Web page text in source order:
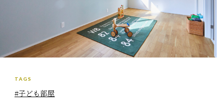
TAGS
#子ども部屋